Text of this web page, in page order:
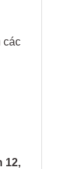
các
12,